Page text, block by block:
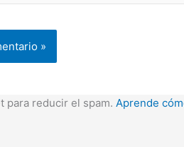
para reducir el spam. Aprende